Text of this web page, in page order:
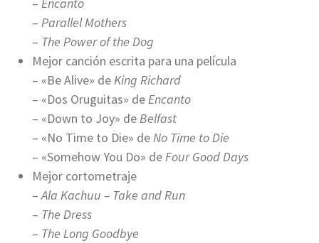
– Encanto
– Parallel Mothers
– The Power of the Dog
Mejor canción escrita para una película
– «Be Alive» deKing Richard
– «Dos Oruguitas» deEncanto
– «Down to Joy» deBelfast
– «No Time to Die» deNo Time to Die
– «Somehow You Do» deFour Good Days
Mejor cortometraje
–Ala Kachuu – Take and Run
– The Dress
– The Long Goodbye